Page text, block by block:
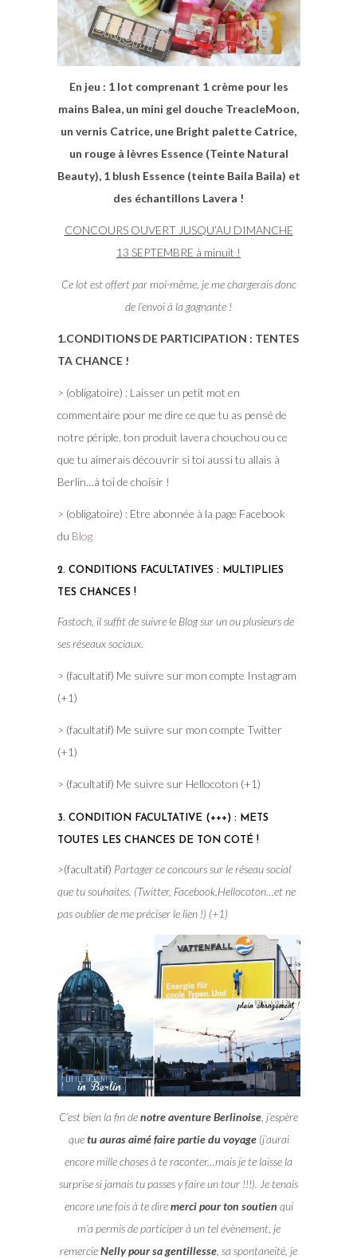
En jeu : 1 lot comprenant 1 crème pour les
mains Balea, un mini gel douche TreacleMoon,
un vernis Catrice, une Bright palette Catrice,
un rouge à lèvres Essence (Teinte Natural
Beauty), 1 blush Essence (teinte Baila Baila) et
des échantillons Lavera !
CONCOURS OUVERT JUSQU’AU DIMANCHE
13 SEPTEMBRE à minuit !
Ce lot est offert par moi-même, je me chargerais donc
de l’envoi à la gagnante !
1.CONDITIONS DE PARTICIPATION : TENTES
TA CHANCE !
> (obligatoire) : Laisser un petit mot en
commentaire pour me dire ce que tu as pensé de
notre périple, ton produit lavera chouchou ou ce
que tu aimerais découvrir si toi aussi tu allais à
Berlin…à toi de choisir !
> (obligatoire) : Etre abonnée à la page Facebook
du Blog
2. CONDITIONS FACULTATIVES : MULTIPLIES
TES CHANCES !
Fastoch, il suffit de suivre le Blog sur un ou plusieurs de
ses réseaux sociaux.
> (facultatif) Me suivre sur mon compte Instagram
(+1)
> (facultatif) Me suivre sur mon compte Twitter
(+1)
> (facultatif) Me suivre sur Hellocoton (+1)
3. CONDITION FACULTATIVE (+++) : METS
TOUTES LES CHANCES DE TON COTÉ !
>(facultatif) Partager ce concours sur le réseau social
que tu souhaites. (Twitter, Facebook,Hellocoton…et ne
pas oublier de me préciser le lien !) (+1)
C’est bien la fin denotre aventure Berlinoise , j’espère
quetu auras aimé faire partie du voyage(j’aurai
encore mille choses à te raconter…mais je te laisse la
surprise si jamais tu passes y faire un tour !!!). Je tenais
encore une fois à te diremerci pour ton soutien qui
m’a permis de participer à un tel évènement, je
remercieNelly pour sa gentillesse , sa spontaneité, je